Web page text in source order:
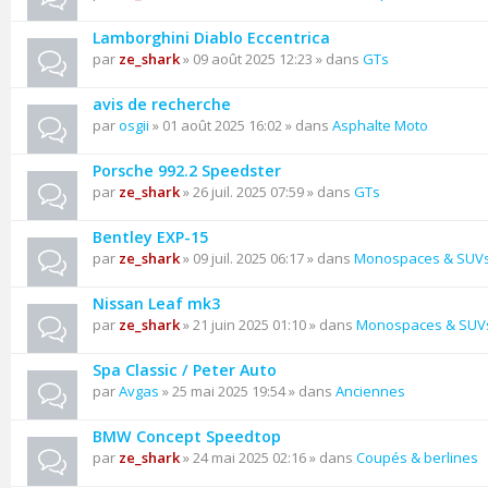
Lamborghini Diablo Eccentrica
par ze_shark» 09 août 2025 12:23 » dans GTs
avis de recherche
parosgii » 01 août 2025 16:02 » dans Asphalte Moto
Porsche 992.2 Speedster
par ze_shark» 26 juil. 2025 07:59 » dans GTs
Bentley EXP-15
par ze_shark» 09 juil. 2025 06:17 » dans Monospaces &
Nissan Leaf mk3
par ze_shark» 21 juin 2025 01:10 » dans Monospaces &
Spa Classic / Peter Auto
parAvgas » 25 mai 2025 19:54 » dans Anciennes
BMW Concept Speedtop
par ze_shark» 24 mai 2025 02:16 » dans Coupés & berlines